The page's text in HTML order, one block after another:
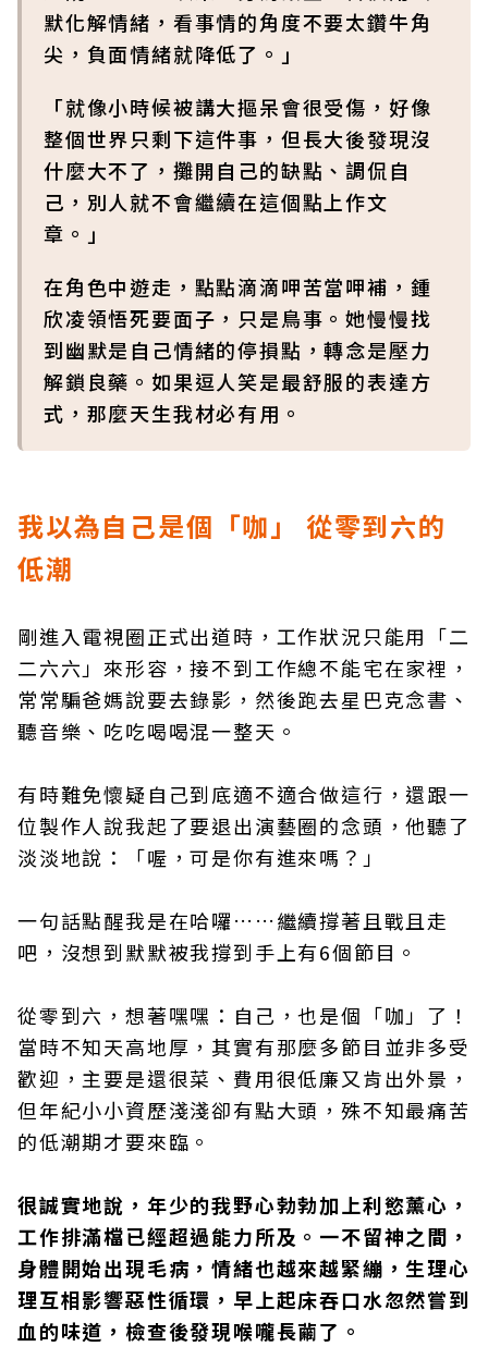
默化解情緒，看事情的角度不要太鑽牛角
尖，負面情緒就降低了。」
「就像小時候被講大摳呆會很受傷，好像
整個世界只剩下這件事，但長大後發現沒
什麼大不了，攤開自己的缺點、調侃自
己，別人就不會繼續在這個點上作文
章。」
在角色中遊走，點點滴滴呷苦當呷補，鍾
欣凌領悟死要面子，只是鳥事。她慢慢找
到幽默是自己情緒的停損點，轉念是壓力
解鎖良藥。如果逗人笑是最舒服的表達方
式，那麼天生我材必有用。
我以為自己是個「咖」 從零到六的
低潮
剛進入電視圈正式出道時，工作狀況只能用「二
二六六」來形容，接不到工作總不能宅在家裡，
常常騙爸媽說要去錄影，然後跑去星巴克念書、
聽音樂、吃吃喝喝混一整天。
有時難免懷疑自己到底適不適合做這行，還跟一
位製作人說我起了要退出演藝圈的念頭，他聽了
淡淡地說：「喔，可是你有進來嗎？」
一句話點醒我是在哈囉……繼續撐著且戰且走
吧，沒想到默默被我撐到手上有6個節目。
從零到六，想著嘿嘿：自己，也是個「咖」了！
當時不知天高地厚，其實有那麼多節目並非多受
歡迎，主要是還很菜、費用很低廉又肯出外景，
但年紀小小資歷淺淺卻有點大頭，殊不知最痛苦
的低潮期才要來臨。
很誠實地說，年少的我野心勃勃加上利慾薰心，
工作排滿檔已經超過能力所及。一不留神之間，
身體開始出現毛病，情緒也越來越緊繃，生理心
理互相影響惡性循環，早上起床吞口水忽然嘗到
血的味道，檢查後發現喉嚨長繭了。